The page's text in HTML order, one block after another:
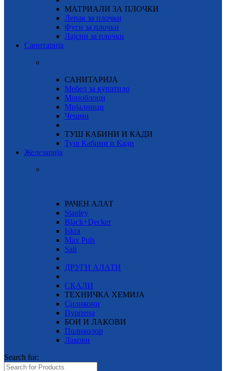
МАТРИАЛИ ЗА ПЛОЧКИ
Лепак за плочки
Фуги за плочки
Лајсни за плочки
Санитарија
САНИТАРИЈА
Мебел за купатило
Моноблоци
Мијалници
Чешми
ТУШ КАБИНИ И КАДИ
Туш Кабини и Кади
Железарија
РАЧЕН АЛАТ
Stanley
Black+Decker
Iskra
Max Puls
Sali
ДРУГИ АЛАТИ
СКАЛИ
ТЕХНИЧКА ХЕМИЈА
Силикони
Пурпена
БОИ И ЛАКОВИ
Поликолор
Лакови
Search for: